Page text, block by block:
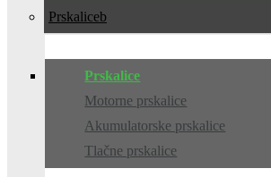
Prskalice
Prskalice
Motorne prskalice
Akumulatorske prskalice
Tlačne prskalice